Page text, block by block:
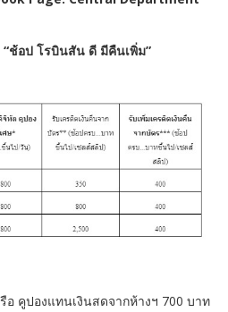
“ช้อป โรบินสัน ดี มีคืนเพิ่ม”
อ คูปองแทนเงินสดจากห้างฯ 700 บาท